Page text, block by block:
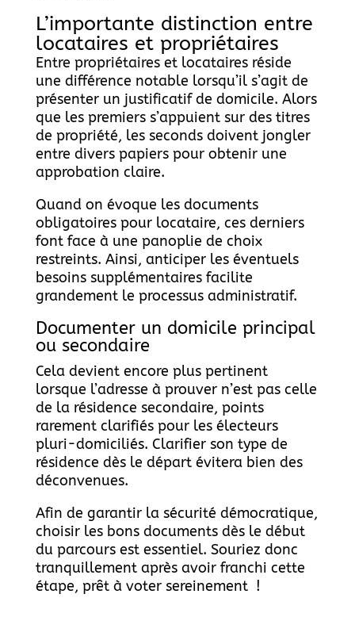
L’importante distinction entre
locataires et propriétaires
Entre propriétaires et locataires réside
une différence notable lorsqu’il s’agit de
présenter un justificatif de domicile. Alors
que les premiers s’appuient sur des titres
de propriété, les seconds doivent jongler
entre divers papiers pour obtenir une
approbation claire.
Quand on évoque les documents
obligatoires pour locataire, ces derniers
font face à une panoplie de choix
restreints. Ainsi, anticiper les éventuels
besoins supplémentaires facilite
grandement le processus administratif.
Documenter un domicile principal
ou secondaire
Cela devient encore plus pertinent
lorsque l’adresse à prouver n’est pas celle
de la résidence secondaire, points
rarement clarifiés pour les électeurs
pluri-domiciliés. Clarifier son type de
résidence dès le départ évitera bien des
déconvenues.
Afin de garantir la sécurité démocratique,
choisir les bons documents dès le début
du parcours est essentiel. Souriez donc
tranquillement après avoir franchi cette
étape, prêt à voter sereinement !